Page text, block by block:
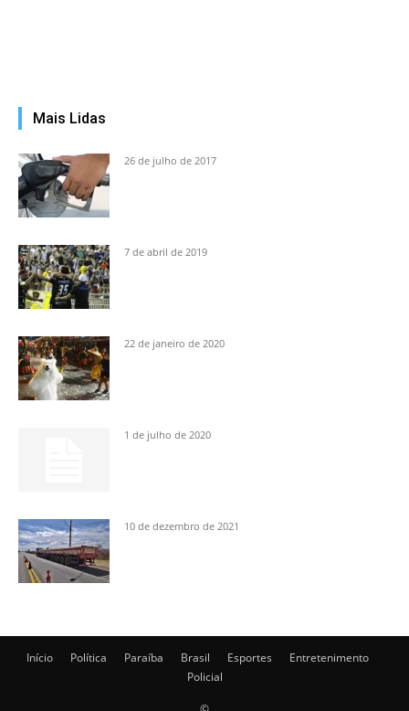
Mais Lidas
26 de julho de 2017
7 de abril de 2019
22 de janeiro de 2020
1 de julho de 2020
10 de dezembro de 2021
Início Política Paraíba Brasil Esportes
Entretenimento
Policial